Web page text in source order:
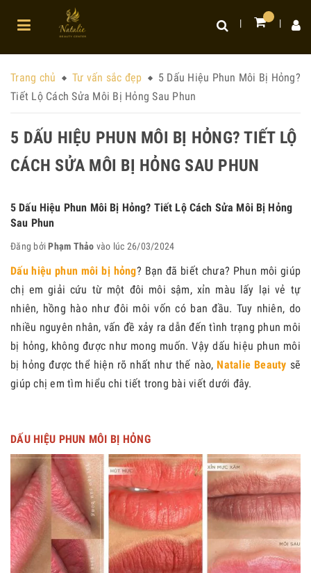
Trang chủ Tư vấn sắc đẹp
5 Dấu Hiệu Phun Môi Bị Hỏng?
Tiết Lộ Cách Sửa Môi Bị Hỏng Sau Phun
5 DẤU HIỆU PHUN MÔI BỊ HỎNG? TIẾT LỘ
CÁCH SỬA MÔI BỊ HỎNG SAU PHUN
5 Dấu Hiệu Phun Môi Bị Hỏng? Tiết Lộ Cách Sửa Môi Bị Hỏng
Sau Phun
Đăng bởiPhạm Thảo vào lúc 26/03/2024
Dấu hiệu phun môi bị hỏng? Bạn đã biết chưa? Phun môi giúp
chị em giải cứu từ một đôi môi sậm, xỉn màu lấy lại vẻ tự
nhiên, hồng hào như đôi môi vốn có ban đầu. Tuy nhiên, do
nhiều nguyên nhân, vấn đề xảy ra dẫn đến tình trạng phun môi
bị hỏng, không được như mong muốn. Vậy dấu hiệu phun môi
bị hỏng được thể hiện rõ nhất như thế nào, Natalie Beauty sẽ
giúp chị em tìm hiểu chi tiết trong bài viết dưới đây.
DẤU HIỆU PHUN MÔI BỊ HỎNG